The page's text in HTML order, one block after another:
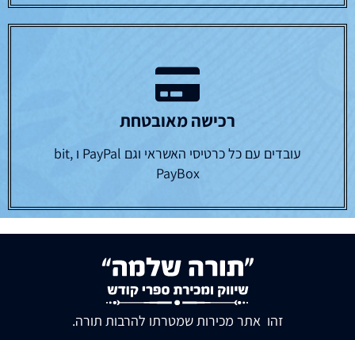
רכישה מאובטחת
עובדים עם כל כרטיסי האשראי וגם PayPal ו bit,
PayBox
זהו אתר מכירות שמטרתו להרבות תורה.